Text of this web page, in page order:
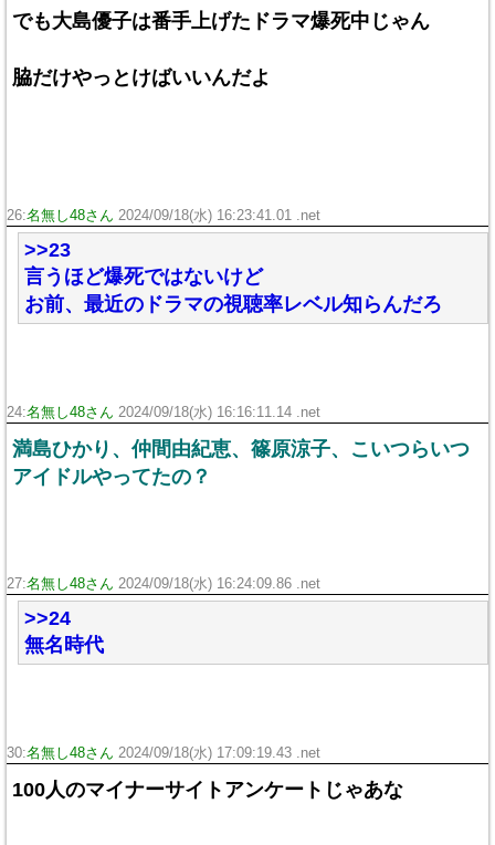
でも大島優子は番手上げたドラマ爆死中じゃん
脇だけやっとけばいいんだよ
26:名無し48さん 2024/09/18(水) 16:23:41.01 .net
>>23
言うほど爆死ではないけど
お前、最近のドラマの視聴率レベル知らんだろ
24:名無し48さん 2024/09/18(水) 16:16:11.14 .net
満島ひかり、仲間由紀恵、篠原涼子、こいつらいつ
アイドルやってたの？
27:名無し48さん 2024/09/18(水) 16:24:09.86 .net
>>24
無名時代
30:名無し48さん 2024/09/18(水) 17:09:19.43 .net
100人のマイナーサイトアンケートじゃあな